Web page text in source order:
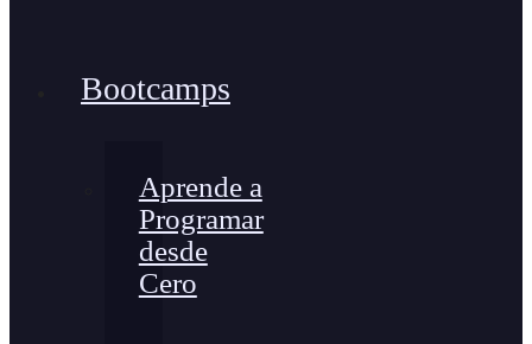
Bootcamps
Aprende a
Programar
desde
Cero